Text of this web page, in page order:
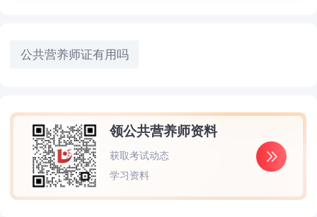
公共营养师证有用吗
领公共营养师资料
获取考试动态
学习资料